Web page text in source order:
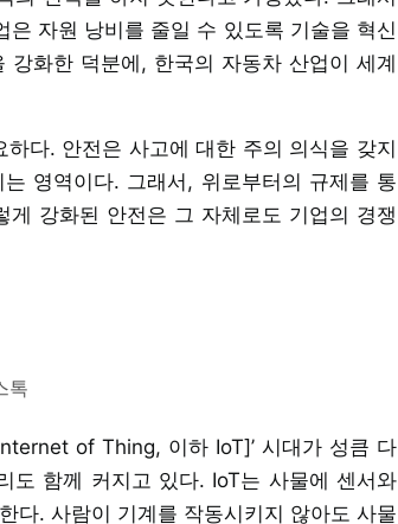
자원 낭비를 줄일 수 있도록 기술을 혁신
화한 덕분에, 한국의 자동차 산업이 세계
다. 안전은 사고에 대한 주의 의식을 갖지
영역이다. 그래서, 위로부터의 규제를 통
강화된 안전은 그 자체로도 기업의 경쟁
톡
of Thing, 이하 IoT]’ 시대가 성큼 다
도 함께 커지고 있다. IoT는 사물에 센서와
다. 사람이 기계를 작동시키지 않아도 사물